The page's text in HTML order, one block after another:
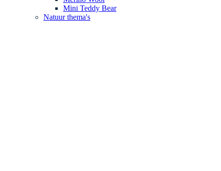
Mini Teddy Bear
Natuur thema's